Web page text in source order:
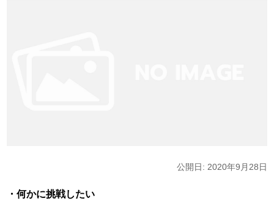
公開日: 2020年9月28日
・何かに挑戦したい